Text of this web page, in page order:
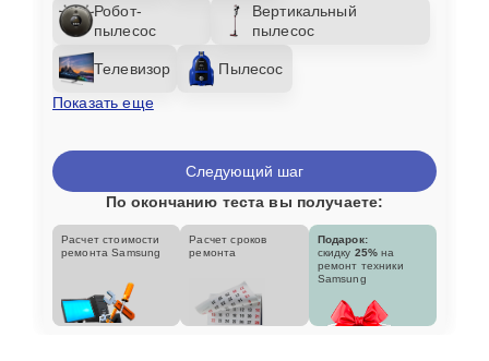
Робот-
пылесос
Вертикальный
пылесос
Телевизор
Пылесос
Показать еще
Следующий шаг
По окончанию теста вы получаете:
Расчет стоимости
ремонта Samsung
Расчет сроков
ремонта
Подарок:
скидку 25% на
ремонт техники
Samsung